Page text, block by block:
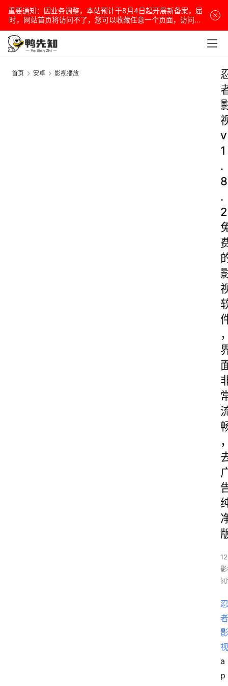
重要通知：因业务调整，本站预计于8月4日起开展新备案，届
时，网站首页将访问不了，您可以收藏任意一个页面，访问网
站！
首页 安卓 影视播放
v
1
.
8
.
2
忍
者
影
视
a
p